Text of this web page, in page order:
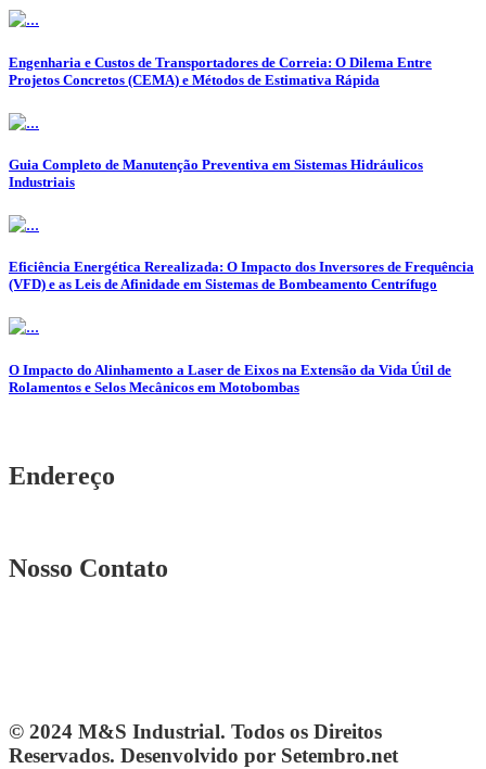
Engenharia e Custos de Transportadores de Correia: O Dilema Entre
Projetos Concretos (CEMA) e Métodos de Estimativa Rápida
Guia Completo de Manutenção Preventiva em Sistemas Hidráulicos
Industriais
Eficiência Energética Rerealizada: O Impacto dos Inversores de Frequência
(VFD) e as Leis de Afinidade em Sistemas de Bombeamento Centrífugo
O Impacto do Alinhamento a Laser de Eixos na Extensão da Vida Útil de
Rolamentos e Selos Mecânicos em Motobombas
Endereço
Nosso Contato
© 2024 M&S Industrial. Todos os Direitos
Reservados. Desenvolvido por Setembro.net